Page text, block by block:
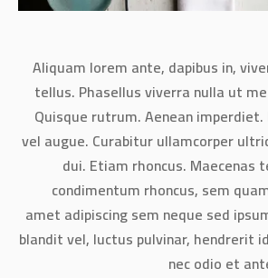
Aliquam lorem ante, dapibus in,
tellus. Phasellus viverra nulla ut
Quisque rutrum. Aenean
vel augue. Curabitur ullamcorper
dui. Etiam rhoncus. Maecenas
condimentum rhoncus, sem
amet adipiscing sem neque sed
blandit vel, luctus pulvinar, hendrerit
nec odio et